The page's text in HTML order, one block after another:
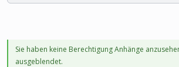
Sie haben keine Berechtigung Anhänge
ausgeblendet.